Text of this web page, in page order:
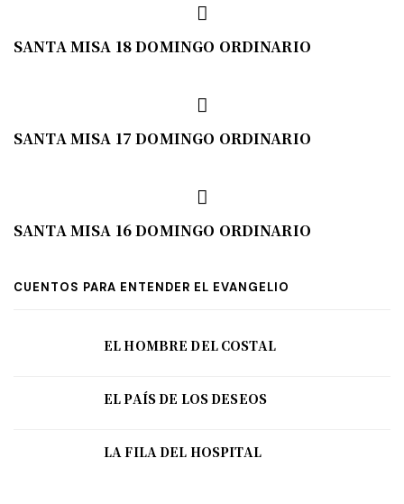
SANTA MISA 18 DOMINGO ORDINARIO
SANTA MISA 17 DOMINGO ORDINARIO
SANTA MISA 16 DOMINGO ORDINARIO
CUENTOS PARA ENTENDER EL EVANGELIO
EL HOMBRE DEL COSTAL
EL PAÍS DE LOS DESEOS
LA FILA DEL HOSPITAL